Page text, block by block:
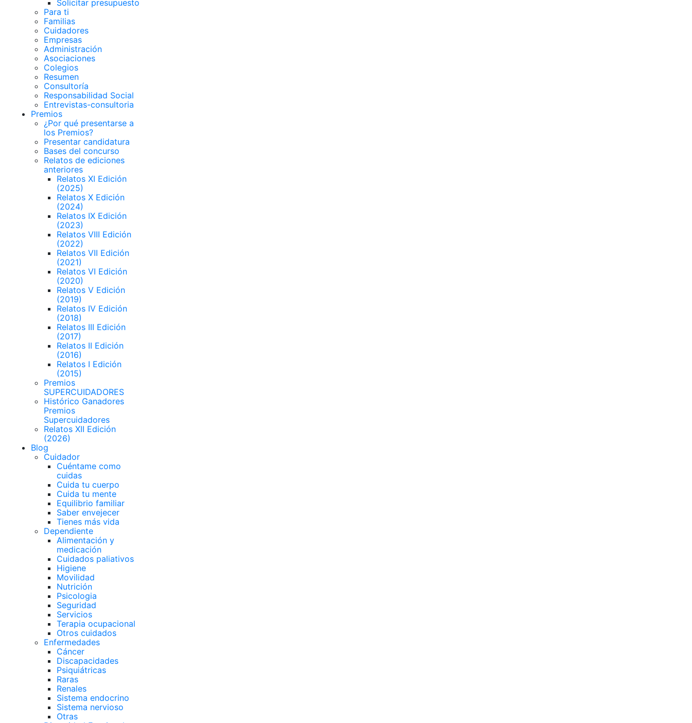
Solicitar presupuesto
Para ti
Familias
Cuidadores
Empresas
Administración
Asociaciones
Colegios
Resumen
Consultoría
Responsabilidad Social
Entrevistas-consultoria
Premios
¿Por qué presentarse a
los Premios?
Presentar candidatura
Bases del concurso
Relatos de ediciones
anteriores
Relatos XI Edición
(2025)
Relatos X Edición
(2024)
Relatos IX Edición
(2023)
Relatos VIII Edición
(2022)
Relatos VII Edición
(2021)
Relatos VI Edición
(2020)
Relatos V Edición
(2019)
Relatos IV Edición
(2018)
Relatos III Edición
(2017)
Relatos II Edición
(2016)
Relatos I Edición
(2015)
Premios
SUPERCUIDADORES
Histórico Ganadores
Premios
Supercuidadores
Relatos XII Edición
(2026)
Blog
Cuidador
Cuéntame como
cuidas
Cuida tu cuerpo
Cuida tu mente
Equilibrio familiar
Saber envejecer
Tienes más vida
Dependiente
Alimentación y
medicación
Cuidados paliativos
Higiene
Movilidad
Nutrición
Psicologia
Seguridad
Servicios
Terapia ocupacional
Otros cuidados
Enfermedades
Cáncer
Discapacidades
Psiquiátricas
Raras
Renales
Sistema endocrino
Sistema nervioso
Otras